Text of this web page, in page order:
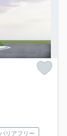
バリアフリー